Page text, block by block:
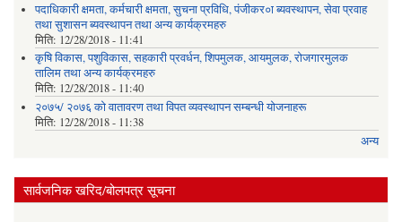
पदाधिकारी क्षमता, कर्मचारी क्षमता, सुचना प्रविधि, पंजीकर०ा ब्यवस्थापन, सेवा प्रवाह
तथा सुशासन ब्यवस्थापन तथा अन्य कार्यक्रमहरु
मिति: 12/28/2018 - 11:41
कृषि विकास, पशुविकास, सहकारी प्रवर्धन, शिपमुलक, आयमुलक, रोजगारमुलक
तालिम तथा अन्य कार्यक्रमहरु
मिति: 12/28/2018 - 11:40
२०७५/ २०७६ को वातावरण तथा विपत व्यवस्थापन सम्बन्धी योजनाहरू
मिति: 12/28/2018 - 11:38
अन्य
सार्वजनिक खरिद/बोलपत्र सूचना